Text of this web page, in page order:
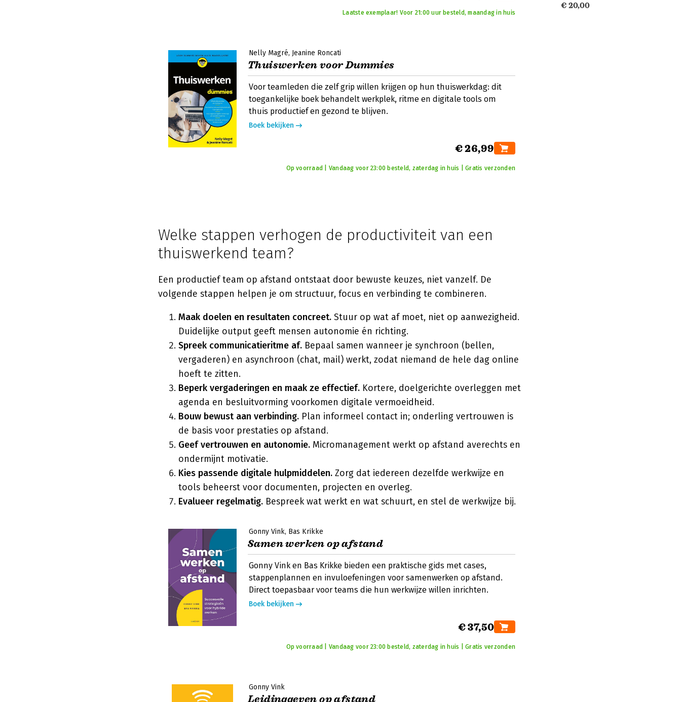
Laatste exemplaar! Voor 21:00 uur besteld, maandag in huis
Nelly Magré Jeanine Roncati
Thuiswerken voor Dummies
Voor teamleden die zelf grip willen krijgen op hun thuiswerkdag: dit
toegankelijke boek behandelt werkplek, ritme en digitale tools om
thuis productief en gezond te blijven.
Boek bekijken
€ 26,99
Op voorraad | Vandaag voor 23:00 besteld, zaterdag in huis | Gratis verzonden
Welke stappen verhogen de productiviteit van een
thuiswerkend team?
Een productief team op afstand ontstaat door bewuste keuzes, niet vanzelf. De
volgende stappen helpen je om structuur, focus en verbinding te combineren.
Maak doelen en resultaten concreet. Stuur op wat af moet, niet op aanwezigheid.
Duidelijke output geeft mensen autonomie én richting.
Spreek communicatieritme af. Bepaal samen wanneer je synchroon (bellen,
vergaderen) en asynchroon (chat, mail) werkt, zodat niemand de hele dag online
hoeft te zitten.
Beperk vergaderingen en maak ze effectief. Kortere, doelgerichte overleggen met
agenda en besluitvorming voorkomen digitale vermoeidheid.
Bouw bewust aan verbinding. Plan informeel contact in; onderling vertrouwen is
de basis voor prestaties op afstand.
Geef vertrouwen en autonomie. Micromanagement werkt op afstand averechts en
ondermijnt motivatie.
Kies passende digitale hulpmiddelen. Zorg dat iedereen dezelfde werkwijze en
tools beheerst voor documenten, projecten en overleg.
Evalueer regelmatig. Bespreek wat werkt en wat schuurt, en stel de werkwijze bij.
Gonny Vink Bas Krikke
Samen werken op afstand
Gonny Vink en Bas Krikke bieden een praktische gids met cases,
stappenplannen en invuloefeningen voor samenwerken op afstand.
Direct toepasbaar voor teams die hun werkwijze willen inrichten.
Boek bekijken
€ 37,50
Op voorraad | Vandaag voor 23:00 besteld, zaterdag in huis | Gratis verzonden
Gonny Vink
Leidinggeven op afstand
€ 20,00